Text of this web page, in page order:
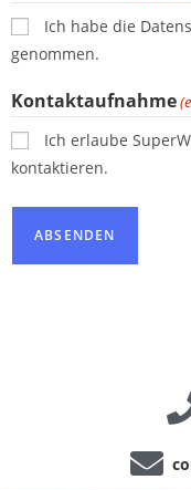
Ich habe die
genommen.
Kontaktaufnahme
Ich erlaube
kontaktieren.